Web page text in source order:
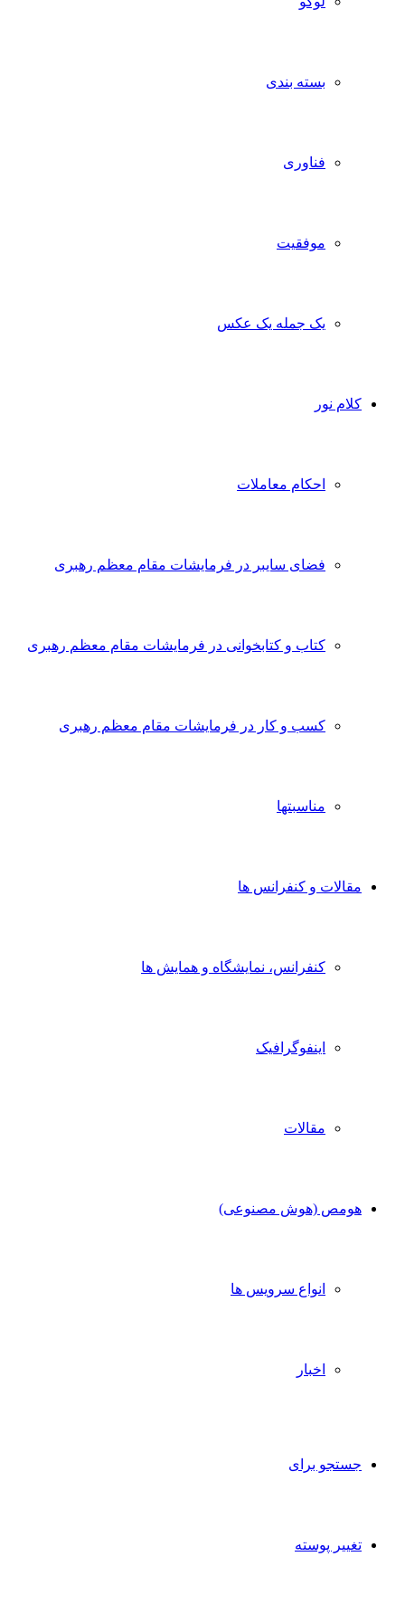
بسته بندی
فناوری
موفقیت
یک جمله یک عکس
کلام نور
احکام معاملات
فضای سایبر در فرمایشات مقام معظم رهبری
کتاب و کتابخوانی در فرمایشات مقام معظم رهبری
کسب و کار در فرمایشات مقام معظم رهبری
مناسبتها
مقالات و کنفرانس ها
کنفرانس، نمایشگاه و همایش ها
اینفوگرافیک
مقالات
هومص (هوش مصنوعی)
انواع سرویس ها
اخبار
جستجو برای
تغییر پوسته